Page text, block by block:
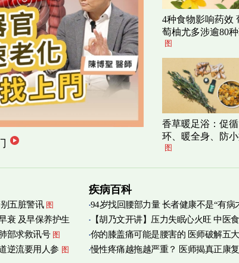
4种食物影响药效
萄柚尤多涉逾80
图
香草暖足浴：促循
环、暖全身、防
图
五脏警讯 图
衰 及早保养护生
部求救讯号 图
逆流要用人参 图
疾病百科
94岁找回腰部力量 长者健康不是“有病
【胡乃文开讲】压力失眠心火旺 中医
自救
你的膝盖痛可能是腰害的 医师破解五
图
慢性疼痛越拖越严重？ 医师揭真正康